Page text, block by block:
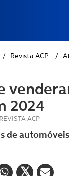
/ Revista ACP /
2024
REVISTA ACP
de